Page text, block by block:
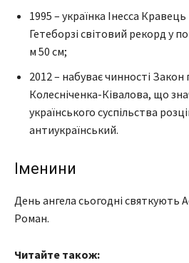
1995 – українка Інесса
Гетеборзі світовий рекорд у
м 50 см;
2012 – набуває чинності
Колесніченка-Ківалова, що
українського суспільства
антиукраїнський.
Іменини
День ангела сьогодні святкують
Роман.
Читайте також: